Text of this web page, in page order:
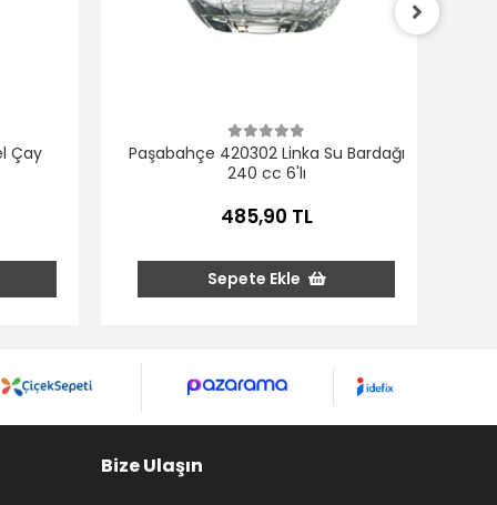
Çay
Paşabahçe 420302 Linka Su Bardağı
240 cc 6'lı
485,90 TL
Sepete Ekle
Bize Ulaşın